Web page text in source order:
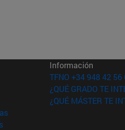
ventana)
ventana)
en nueva ventana)
(abre en nueva ventana)
(abre en nueva ventana)
Información
TFNO +34 948 42 56
¿QUÉ GRADO TE
¿QUÉ MÁSTER TE